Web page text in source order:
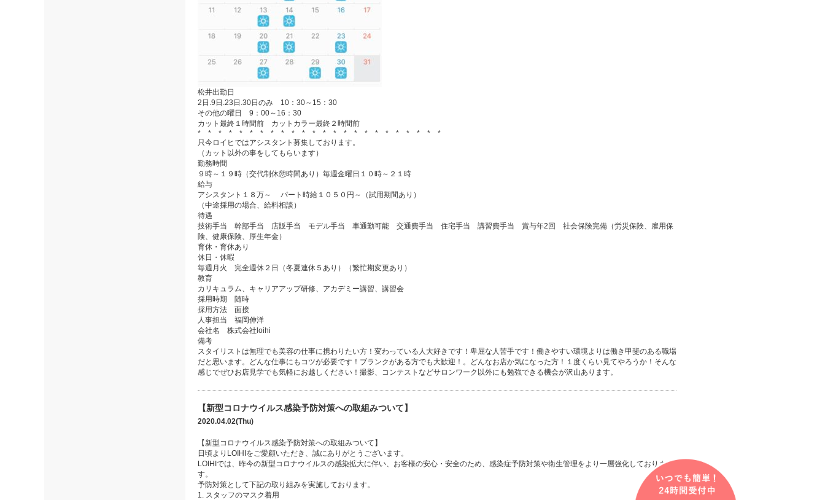
松井出勤日
2日.9日.23日.30日のみ 10：30～15：30
その他の曜日 9：00～16：30
カット最終１時間前 カットカラー最終２時間前
* * * * * * * * * * * * * * * * * * * * * * * *
只今ロイヒではアシスタント募集しております。
（カット以外の事をしてもらいます）
勤務時間
９時～１９時（交代制休憩時間あり）毎週金曜日１０時～２１時
給与
アシスタント１８万～ パート時給１０５０円～（試用期間あり）
（中途採用の場合、給料相談）
待遇
技術手当 幹部手当 店販手当 モデル手当 車通勤可能 交通費手当 住宅手当 講習費手当 賞与年2回 社会保険完備（労災保険、雇用保
険、健康保険、厚生年金）
育休・育休あり
休日・休暇
毎週月火 完全週休２日（冬夏連休５あり）（繁忙期変更あり）
教育
カリキュラム、キャリアアップ研修、アカデミー講習、講習会
採用時期 随時
採用方法 面接
人事担当 福岡伸洋
会社名 株式会社loihi
備考
スタイリストは無理でも美容の仕事に携わりたい方！変わっている人大好きです！卑屈な人苦手です！働きやすい環境よりは働き甲斐のある職場
だと思います。どんな仕事にもコツが必要です！ブランクがある方でも大歓迎！。どんなお店か気になった方！１度くらい見てやろうか！そんな
感じでぜひお店見学でも気軽にお越しください！撮影、コンテストなどサロンワーク以外にも勉強できる機会が沢山あります。
【新型コロナウイルス感染予防対策への取組みついて】
2020.04.02(Thu)
【新型コロナウイルス感染予防対策への取組みついて】
日頃よりLOIHIをご愛顧いただき、誠にありがとうございます。
LOIHIでは、昨今の新型コロナウイルスの感染拡大に伴い、お客様の安心・安全のため、感染症予防対策や衛生管理をより一層強化しておりま
す。
予防対策として下記の取り組みを実施しております。
1. スタッフのマスク着用